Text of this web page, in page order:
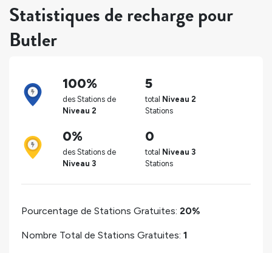
Statistiques de recharge pour
Butler
100%
des Stations de
Niveau 2
5
total Niveau 2
Stations
0%
des Stations de
Niveau 3
0
total Niveau 3
Stations
Pourcentage de Stations Gratuites: 20%
Nombre Total de Stations Gratuites: 1